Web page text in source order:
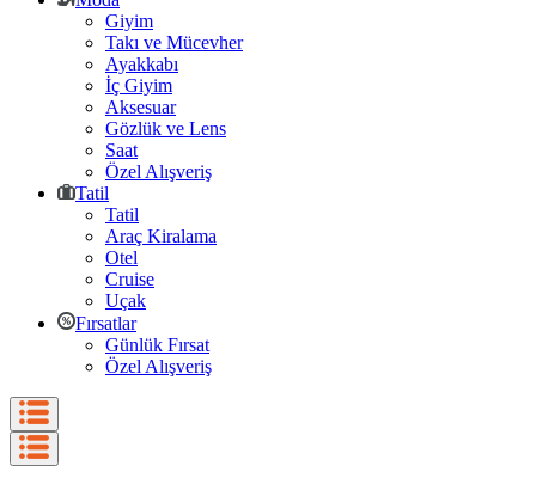
Giyim
Takı ve Mücevher
Ayakkabı
İç Giyim
Aksesuar
Gözlük ve Lens
Saat
Özel Alışveriş
Tatil
Tatil
Araç Kiralama
Otel
Cruise
Uçak
Fırsatlar
Günlük Fırsat
Özel Alışveriş